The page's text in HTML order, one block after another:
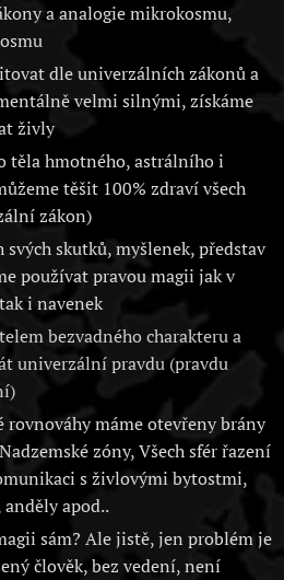
a analogie mikrokosmu,
dle univerzálních zákonů a
velmi silnými, získáme
živly
těla hmotného, astrálního i
těšit 100% zdraví všech
zákon)
svých skutků, myšlenek, představ
používat pravou magii jak v
i navenek
bezvadného charakteru a
univerzální pravdu (pravdu
máme otevřeny brány
zóny, Všech sfér řazení
s živlovými bytostmi,
apod..
sám? Ale jistě, jen problém je
člověk, bez vedení, není